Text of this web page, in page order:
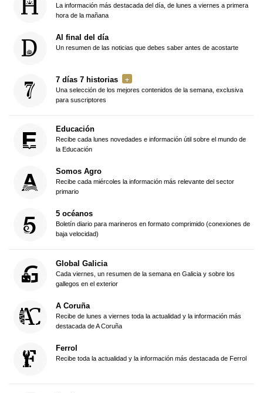
La información más destacada del día, de lunes a viernes a primera
hora de la mañana
Al final del día
Un resumen de las noticias que debes saber antes de acostarte
7 días 7 historias
Una selección de los mejores contenidos de la semana, exclusiva
para suscriptores
Educación
Recibe cada lunes novedades e información útil sobre el mundo de
la Educación
Somos Agro
Recibe cada miércoles la información más relevante del sector
primario
5 océanos
Boletín diario para marineros en formato comprimido (conexiones de
baja velocidad)
Global Galicia
Cada viernes, un resumen de la semana en Galicia y sobre los
gallegos en el exterior
A Coruña
Recibe de lunes a viernes toda la actualidad y la información más
destacada de A Coruña
Ferrol
Recibe toda la actualidad y la información más destacada de Ferrol